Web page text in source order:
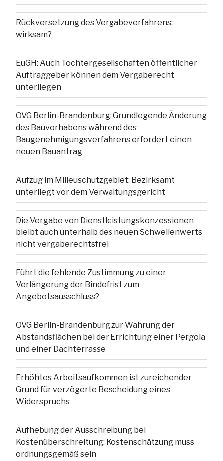
Rückversetzung des Vergabeverfahrens:
wirksam?
EuGH: Auch Tochtergesellschaften öffentlicher
Auftraggeber können dem Vergaberecht
unterliegen
OVG Berlin-Brandenburg: Grundlegende Änderung
des Bauvorhabens während des
Baugenehmigungsverfahrens erfordert einen
neuen Bauantrag
Aufzug im Milieuschutzgebiet: Bezirksamt
unterliegt vor dem Verwaltungsgericht
Die Vergabe von Dienstleistungskonzessionen
bleibt auch unterhalb des neuen Schwellenwerts
nicht vergaberechtsfrei
Führt die fehlende Zustimmung zu einer
Verlängerung der Bindefrist zum
Angebotsausschluss?
OVG Berlin-Brandenburg zur Wahrung der
Abstandsflächen bei der Errichtung einer Pergola
und einer Dachterrasse
Erhöhtes Arbeitsaufkommen ist zureichender
Grund für verzögerte Bescheidung eines
Widerspruchs
Aufhebung der Ausschreibung bei
Kostenüberschreitung: Kostenschätzung muss
ordnungsgemäß sein